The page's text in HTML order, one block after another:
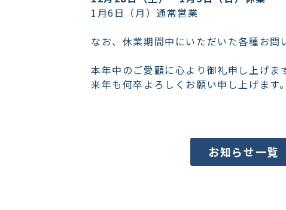
1月6日（月）通常営業
なお、休業期間中にいただいた各種お問
本年中のご愛顧に心より御礼申し上げま
来年も何卒よろしくお願い申し上げます。
お知らせ一覧